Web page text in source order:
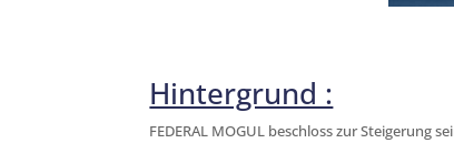
Hintergrund :
FEDERAL MOGUL beschloss zur Steigerung